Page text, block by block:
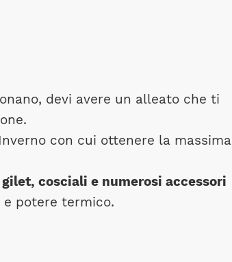
devi avere un alleato che ti
con cui ottenere la massima
cosciali e numerosi accessori
potere termico.